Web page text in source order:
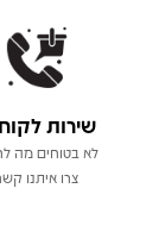
שירות
לא בטוחים מה
צרו איתנו